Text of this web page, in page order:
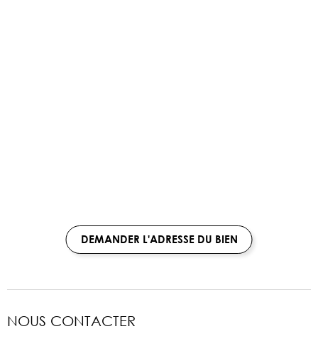
DEMANDER L'ADRESSE DU BIEN
NOUS CONTACTER